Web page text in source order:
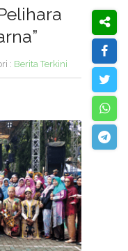
: Berita Terkini